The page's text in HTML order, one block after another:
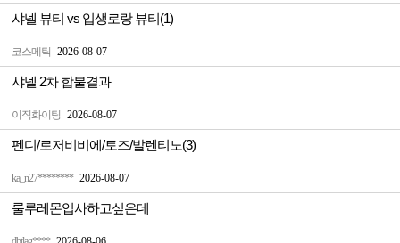
코스메틱 2026-08-07
샤넬 뷰티 vs 입생로랑 뷰티(1)
이직화이팅 2026-08-07
샤넬 2차 합불결과
ka_n27******** 2026-08-07
펜디/로저비비에/토즈/발렌티노(3)
룰루레몬입사하고싶은데